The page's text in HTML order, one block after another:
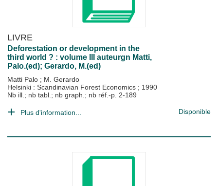
LIVRE
Deforestation or development in the
third world ? : volume III auteurgn Matti,
Palo.(ed); Gerardo, M.(ed)
Matti Palo ; M. Gerardo
Helsinki : Scandinavian Forest Economics ; 1990
Nb ill.; nb tabl.; nb graph.; nb réf.-p. 2-189
Plus d'information... Disponible